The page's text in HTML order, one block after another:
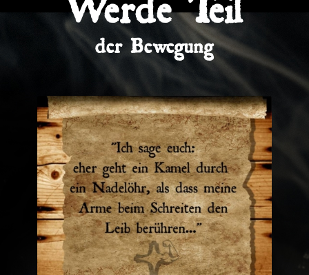
der Bewegung